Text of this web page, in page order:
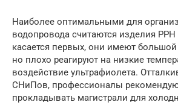
Наиболее оптимальными для
водопровода считаются изделия PPH
касается первых, они имеют
но плохо реагируют на низкие
воздействие ультрафиолета.
СНиПов, профессионалы
прокладывать магистрали для